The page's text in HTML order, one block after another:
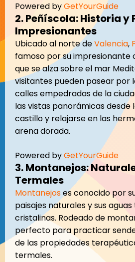
Powered byGetYourGuide
2. Peñíscola: Historia y
Impresionantes
Ubicado al norte deValencia,
famoso por su impresionante
que se alza sobre el mar
visitantes pueden pasear por
calles empedradas de la
las vistas panorámicas desde
castillo y relajarse en las
arena dorada.
Powered byGetYourGuide
3. Montanejos:
Termales
Montanejoses conocido por
paisajes naturales y sus
cristalinas. Rodeado de
perfecto para practicar
de las propiedades
termales.